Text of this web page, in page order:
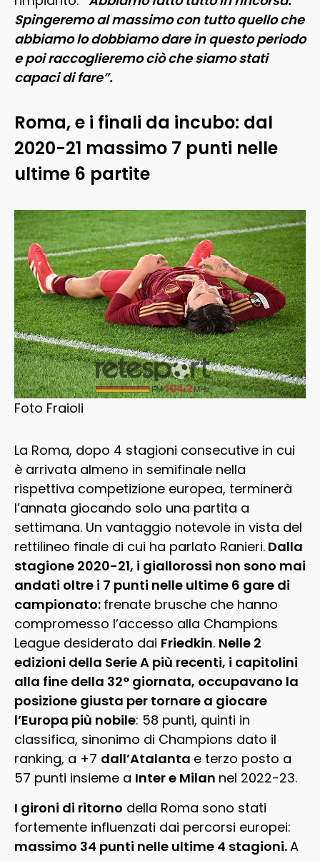
Spingeremo al massimo con tutto quello che
abbiamo lo dobbiamo dare in questo periodo
e poi raccoglieremo ciò che siamo stati
capaci di fare”.
Roma, e i finali da incubo: dal
2020-21 massimo 7 punti nelle
ultime 6 partite
Foto Fraioli
La Roma, dopo 4 stagioni consecutive in cui
è arrivata almeno in semifinale nella
rispettiva competizione europea, terminerà
l’annata giocando solo una partita a
settimana. Un vantaggio notevole in vista del
rettilineo finale di cui ha parlato Ranieri. Dalla
stagione 2020-21, i giallorossi non sono mai
andati oltre i 7 punti nelle ultime 6 gare di
campionato: frenate brusche che hanno
compromesso l’accesso alla Champions
League desiderato dai Friedkin. Nelle 2
edizioni della Serie A più recenti, i capitolini
alla fine della 32° giornata, occupavano la
posizione giusta per tornare a giocare
l’Europa più nobile: 58 punti, quinti in
classifica, sinonimo di Champions dato il
ranking, a +7 dall’Atalanta e terzo posto a
57 punti insieme a Inter e Milan nel 2022-23.
I gironi di ritorno della Roma sono stati
fortemente influenzati dai percorsi europei:
massimo 34 punti nelle ultime 4 stagioni.A